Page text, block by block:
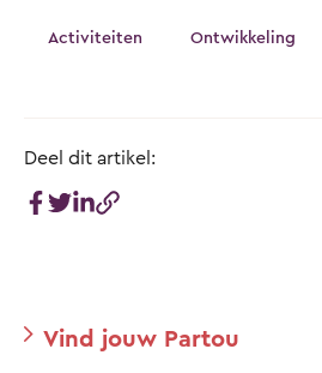
Activiteiten Ontwikkeling
Deel dit artikel:
Vind jouw Partou